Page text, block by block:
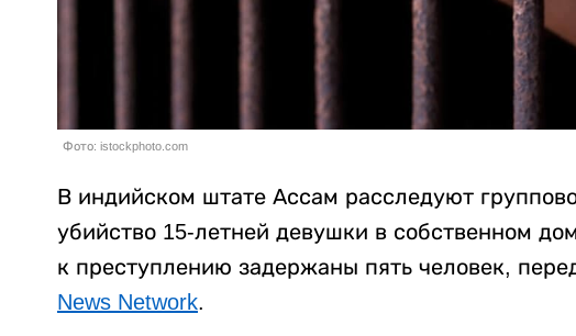
Фото: istockphoto.com
В индийском штате Ассам расследуют
убийство 15-летней девушки в собственном
к преступлению задержаны пять человек,
News Network.